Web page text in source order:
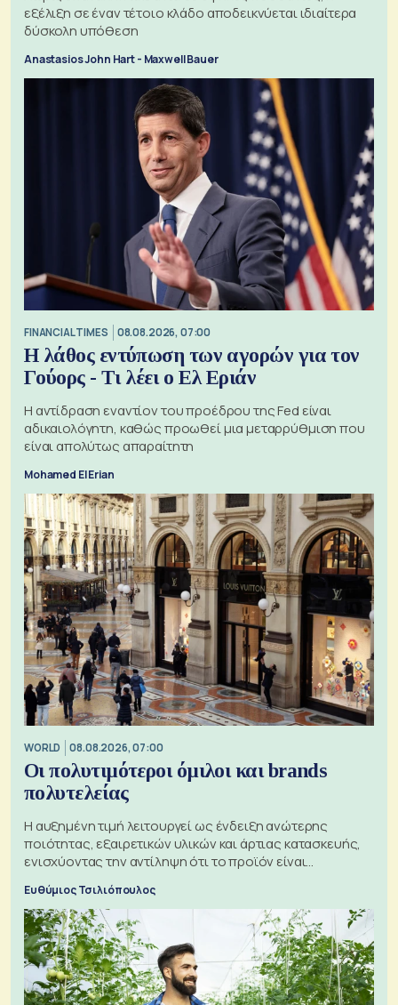
εξέλιξη σε έναν τέτοιο κλάδο αποδεικνύεται ιδιαίτερα
δύσκολη υπόθεση
Anastasios John Hart - Maxwell Bauer
FINANCIAL TIMES 08.08.2026, 07:00
Η λάθος εντύπωση των αγορών για τον
Γούορς - Τι λέει ο Ελ Εριάν
Η αντίδραση εναντίον του προέδρου της Fed είναι
αδικαιολόγητη, καθώς προωθεί μια μεταρρύθμιση που
είναι απολύτως απαραίτητη
Mohamed El Erian
WORLD 08.08.2026, 07:00
Οι πολυτιμότεροι όμιλοι και brands
πολυτελείας
Η αυξημένη τιμή λειτουργεί ως ένδειξη ανώτερης
ποιότητας, εξαιρετικών υλικών και άρτιας κατασκευής,
ενισχύοντας την αντίληψη ότι το προϊόν είναι
ξεχωριστό
Ευθύμιος Τσιλιόπουλος